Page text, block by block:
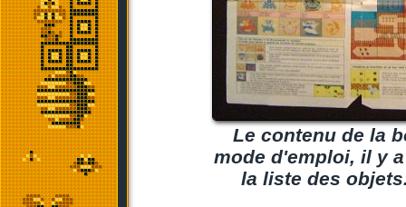
Le contenu de la
mode d'emploi, il y
la liste des